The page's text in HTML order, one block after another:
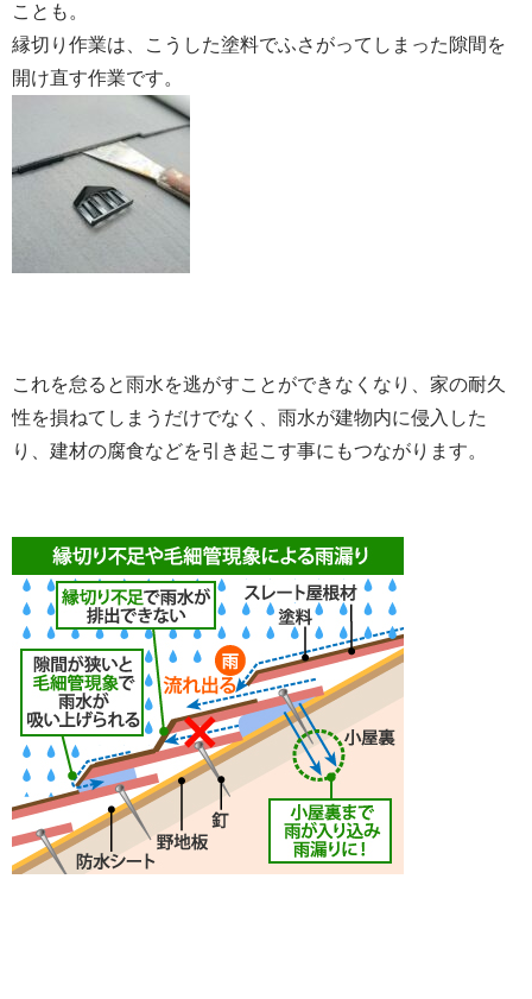
ことも。
縁切り作業は、こうした塗料でふさがってしまった隙間を
開け直す作業です。
これを怠ると雨水を逃がすことができなくなり、家の耐久
性を損ねてしまうだけでなく、雨水が建物内に侵入した
り、建材の腐食などを引き起こす事にもつながります。